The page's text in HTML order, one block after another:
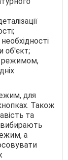
об'єкт;
режимом,
для
Також
та
вибирають
а